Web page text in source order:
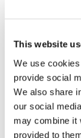
This website
We use
provide social
We also share
our social
may combine it
provided to